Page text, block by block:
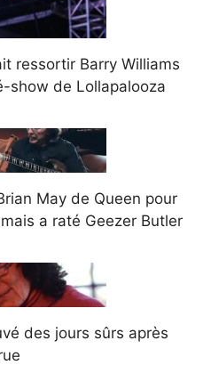
ressortir Barry Williams
show de Lollapalooza
May de Queen pour
a raté Geezer Butler
des jours sûrs après